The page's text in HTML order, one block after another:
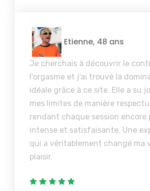
Etienne, 48 ans
Je cherchais à découvrir le
l'orgasme et j'ai trouvé la
idéale grâce à ce site. Elle a su
mes limites de manière
rendant chaque session encore
intense et satisfaisante. Une
qui a véritablement changé ma
plaisir.